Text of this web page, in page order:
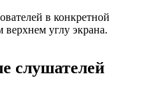
в конкретной
верхнем углу экрана.
слушателей